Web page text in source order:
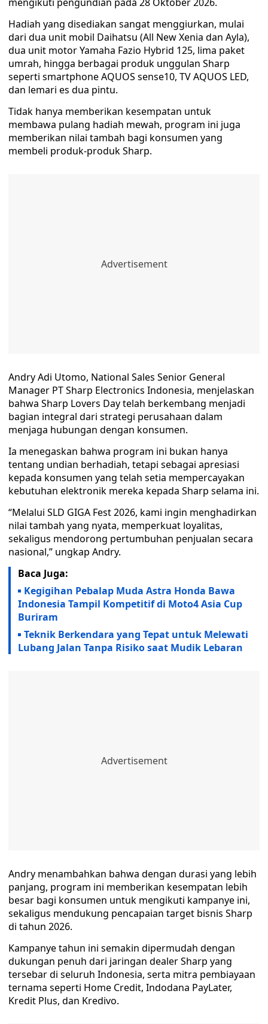
mengikuti pengundian pada 28 Oktober 2026.
Hadiah yang disediakan sangat menggiurkan, mulai
dari dua unit mobil Daihatsu (All New Xenia dan Ayla),
dua unit motor Yamaha Fazio Hybrid 125, lima paket
umrah, hingga berbagai produk unggulan Sharp
seperti smartphone AQUOS sense10, TV AQUOS LED,
dan lemari es dua pintu.
Tidak hanya memberikan kesempatan untuk
membawa pulang hadiah mewah, program ini juga
memberikan nilai tambah bagi konsumen yang
membeli produk-produk Sharp.
Andry Adi Utomo, National Sales Senior General
Manager PT Sharp Electronics Indonesia, menjelaskan
bahwa Sharp Lovers Day telah berkembang menjadi
bagian integral dari strategi perusahaan dalam
menjaga hubungan dengan konsumen.
Ia menegaskan bahwa program ini bukan hanya
tentang undian berhadiah, tetapi sebagai apresiasi
kepada konsumen yang telah setia mempercayakan
kebutuhan elektronik mereka kepada Sharp selama ini.
“Melalui SLD GIGA Fest 2026, kami ingin menghadirkan
nilai tambah yang nyata, memperkuat loyalitas,
sekaligus mendorong pertumbuhan penjualan secara
nasional,” ungkap Andry.
Baca Juga:
Kegigihan Pebalap Muda Astra Honda Bawa
Indonesia Tampil Kompetitif di Moto4 Asia Cup
Buriram
Teknik Berkendara yang Tepat untuk Melewati
Lubang Jalan Tanpa Risiko saat Mudik Lebaran
Andry menambahkan bahwa dengan durasi yang lebih
panjang, program ini memberikan kesempatan lebih
besar bagi konsumen untuk mengikuti kampanye ini,
sekaligus mendukung pencapaian target bisnis Sharp
di tahun 2026.
Kampanye tahun ini semakin dipermudah dengan
dukungan penuh dari jaringan dealer Sharp yang
tersebar di seluruh Indonesia, serta mitra pembiayaan
ternama seperti Home Credit, Indodana PayLater,
Kredit Plus, dan Kredivo.